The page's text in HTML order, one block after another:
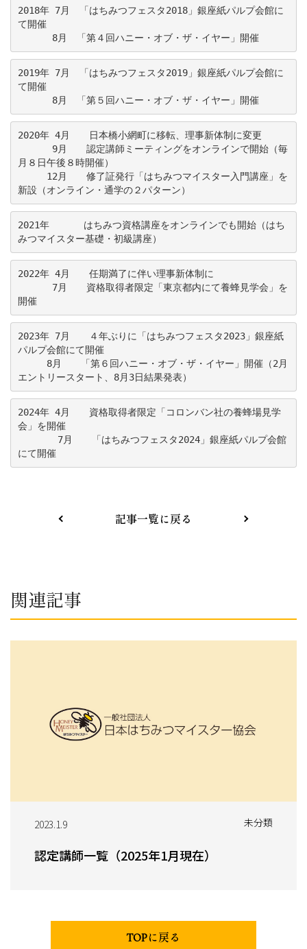
2018年 7月 「はちみつフェスタ2018」 銀座紙パルプ会館に
て開催
8月
「第４回ハニー・オブ・ザ・イヤー」 開催
2019年 7月 「はちみつフェスタ2019」 銀座紙パルプ会館に
て開催
8月
「第５回ハニー・オブ・ザ・イヤー」 開催
2020年 4月　　日本橋小網町に移転、理事新体制に変更
9月 認定講師ミーティングをオンラインで開始（毎
月８日午後８時開催）
12月　　修了証発行「はちみつマイスター入門講座」を
新設 （オンライン・通学の２パターン）
2021年 はちみつ資格講座をオンラインでも開始（はち
みつマイスター基礎・初級講座）
2022年 4月　　任期満了に伴い理事新体制に
7月　　資格取得者限定「東京都内にて養蜂見学会」を
開催
2023年 7月　　４年ぶりに 「はちみつフェスタ2023」 銀座紙
パルプ会館にて開催
8月
「第６回ハニー・オブ・ザ・イヤー」
開催（2月
エントリースタート、8月3日結果発表）
2024年 4月　　資格取得者限定「コロンバン社の養蜂場見学
会」を開催
7月
「はちみつフェスタ2024」 銀座紙パルプ会館
にて開催
記事一覧に戻る
関連記事
2023.1.9 未分類
認定講師一覧（2025年1月現在）
TOPに戻る